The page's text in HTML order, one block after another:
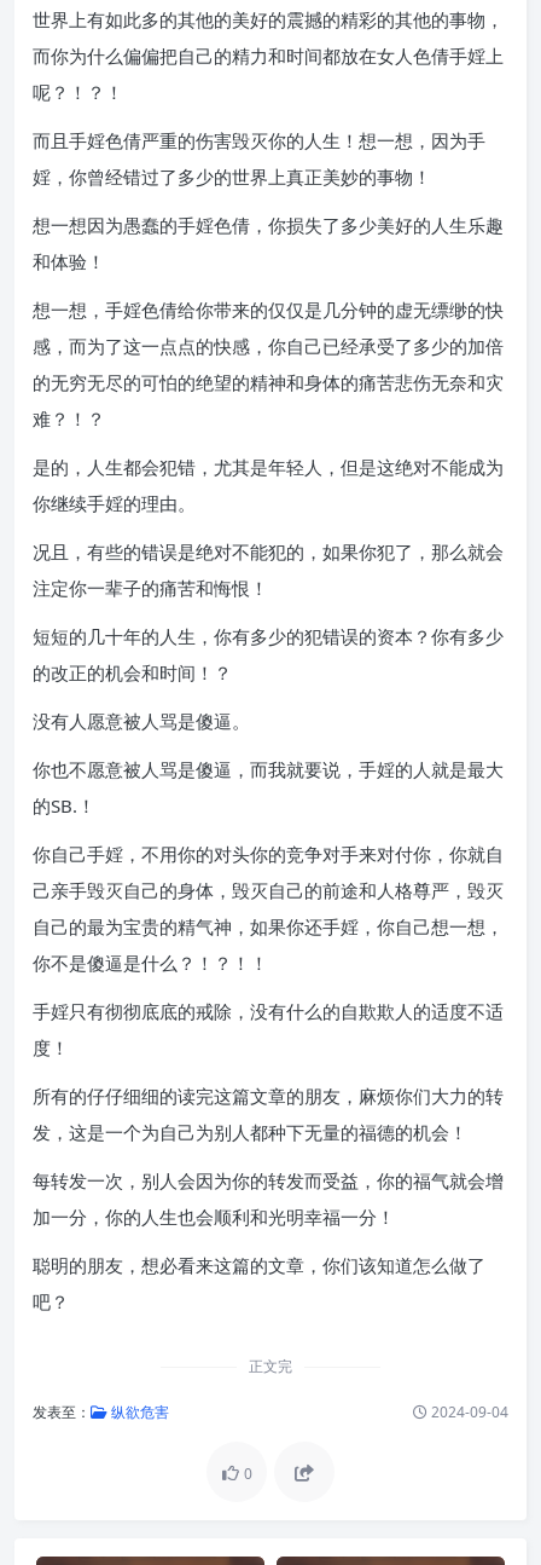
世界上有如此多的其他的美好的震撼的精彩的其他的事物，
而你为什么偏偏把自己的精力和时间都放在女人色倩手婬上
呢？！？！
而且手婬色倩严重的伤害毁灭你的人生！想一想，因为手
婬，你曾经错过了多少的世界上真正美妙的事物！
想一想因为愚蠢的手婬色倩，你损失了多少美好的人生乐趣
和体验！
想一想，手婬色倩给你带来的仅仅是几分钟的虚无缥缈的快
感，而为了这一点点的快感，你自己已经承受了多少的加倍
的无穷无尽的可怕的绝望的精神和身体的痛苦悲伤无奈和灾
难？！？
是的，人生都会犯错，尤其是年轻人，但是这绝对不能成为
你继续手婬的理由。
况且，有些的错误是绝对不能犯的，如果你犯了，那么就会
注定你一辈子的痛苦和悔恨！
短短的几十年的人生，你有多少的犯错误的资本？你有多少
的改正的机会和时间！？
没有人愿意被人骂是傻逼。
你也不愿意被人骂是傻逼，而我就要说，手婬的人就是最大
的SB.！
你自己手婬，不用你的对头你的竞争对手来对付你，你就自
己亲手毁灭自己的身体，毁灭自己的前途和人格尊严，毁灭
自己的最为宝贵的精气神，如果你还手婬，你自己想一想，
你不是傻逼是什么？！？！！
手婬只有彻彻底底的戒除，没有什么的自欺欺人的适度不适
度！
所有的仔仔细细的读完这篇文章的朋友，麻烦你们大力的转
发，这是一个为自己为别人都种下无量的福德的机会！
每转发一次，别人会因为你的转发而受益，你的福气就会增
加一分，你的人生也会顺利和光明幸福一分！
聪明的朋友，想必看来这篇的文章，你们该知道怎么做了
吧？
正文完
发表至： 纵欲危害 2024-09-04
0